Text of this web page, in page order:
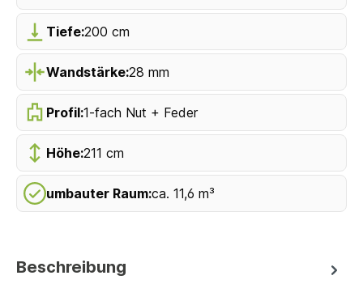
Tiefe:200 cm
Wandstärke:28 mm
Profil:1-fach Nut + Feder
Höhe:211 cm
umbauter Raum:ca. 11,6 m³
Beschreibung